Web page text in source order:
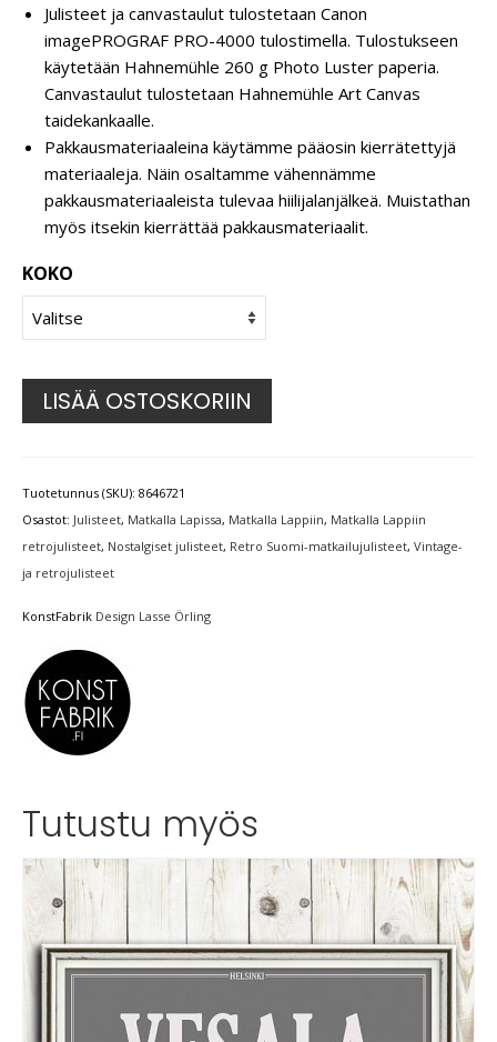
Julisteet ja canvastaulut tulostetaan Canon
imagePROGRAF PRO-4000 tulostimella. Tulostukseen
käytetään Hahnemühle 260 g Photo Luster paperia.
Canvastaulut tulostetaan Hahnemühle Art Canvas
taidekankaalle.
Pakkausmateriaaleina käytämme pääosin kierrätettyjä
materiaaleja. Näin osaltamme vähennämme
pakkausmateriaaleista tulevaa hiilijalanjälkeä. Muistathan
myös itsekin kierrättää pakkausmateriaalit.
KOKO
LISÄÄ OSTOSKORIIN
Tuotetunnus (SKU): 8646721
Osastot: Julisteet, Matkalla Lapissa, Matkalla Lappiin, Matkalla Lappiin
retrojulisteet, Nostalgiset julisteet, Retro Suomi-matkailujulisteet, Vintage-
ja retrojulisteet
KonstFabrik Design Lasse Örling
Tutustu myös